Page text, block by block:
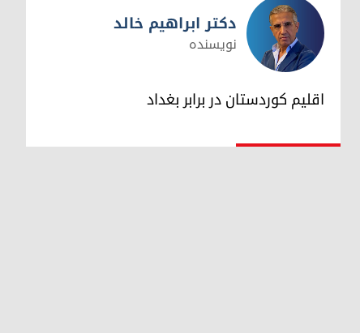
دکتر ابراهیم خالد
دکتر ابراهیم خالد
نویسنده
اقلیم کوردستان در برابر بغداد